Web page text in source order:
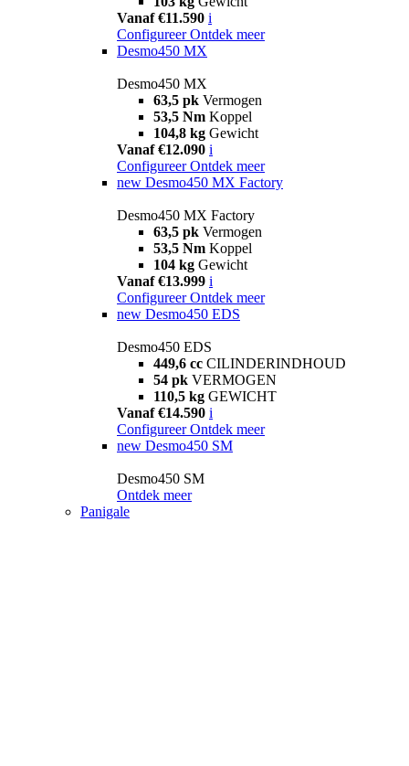
Vanaf €11.590 i
Configureer Ontdek meer
Desmo450 MX
Desmo450 MX
63,5 pk Vermogen
53,5 Nm Koppel
104,8 kg Gewicht
Vanaf €12.090 i
Configureer Ontdek meer
new Desmo450 MX Factory
Desmo450 MX Factory
63,5 pk Vermogen
53,5 Nm Koppel
104 kg Gewicht
Vanaf €13.999 i
Configureer Ontdek meer
new Desmo450 EDS
Desmo450 EDS
449,6 cc CILINDERINDHOUD
54 pk VERMOGEN
110,5 kg GEWICHT
Vanaf €14.590 i
Configureer Ontdek meer
new Desmo450 SM
Desmo450 SM
Ontdek meer
Panigale